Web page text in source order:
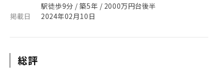
駅徒歩9分 / 築5年 / 2000万円台後半
掲載日
2024年02月10日
総評